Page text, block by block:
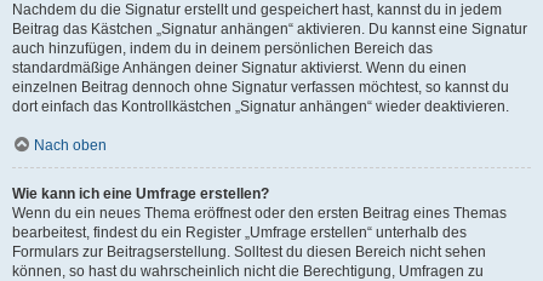
Nachdem du die Signatur erstellt und gespeichert hast, kannst du in jedem
Beitrag das Kästchen „Signatur anhängen“ aktivieren. Du kannst eine Signatur
auch hinzufügen, indem du in deinem persönlichen Bereich das
standardmäßige Anhängen deiner Signatur aktivierst. Wenn du einen
einzelnen Beitrag dennoch ohne Signatur verfassen möchtest, so kannst du
dort einfach das Kontrollkästchen „Signatur anhängen“ wieder deaktivieren.
Nach oben
Wie kann ich eine Umfrage erstellen?
Wenn du ein neues Thema eröffnest oder den ersten Beitrag eines Themas
bearbeitest, findest du ein Register „Umfrage erstellen“ unterhalb des
Formulars zur Beitragserstellung. Solltest du diesen Bereich nicht sehen
können, so hast du wahrscheinlich nicht die Berechtigung, Umfragen zu